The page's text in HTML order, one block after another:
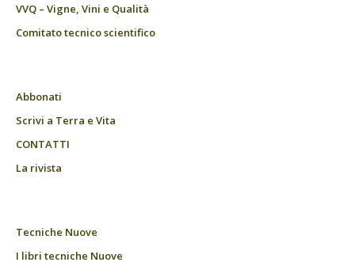
VVQ – Vigne, Vini e Qualità
Comitato tecnico scientifico
Abbonati
Scrivi a Terra e Vita
CONTATTI
La rivista
Tecniche Nuove
I libri tecniche Nuove